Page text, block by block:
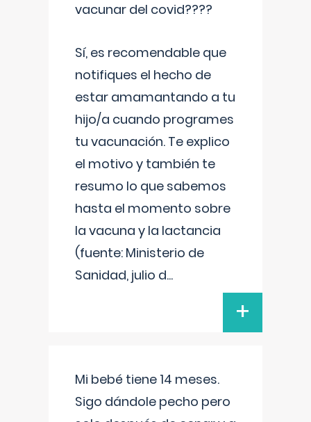
vacunar del covid????
Sí, es recomendable que
notifiques el hecho de
estar amamantando a tu
hijo/a cuando programes
tu vacunación. Te explico
el motivo y también te
resumo lo que sabemos
hasta el momento sobre
la vacuna y la lactancia
(fuente: Ministerio de
Sanidad, julio d...
+
Mi bebé tiene 14 meses.
Sigo dándole pecho pero